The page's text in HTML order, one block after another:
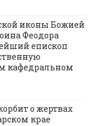
иконы Божией
Феодора
епископ
кафедральном
о жертвах
крае